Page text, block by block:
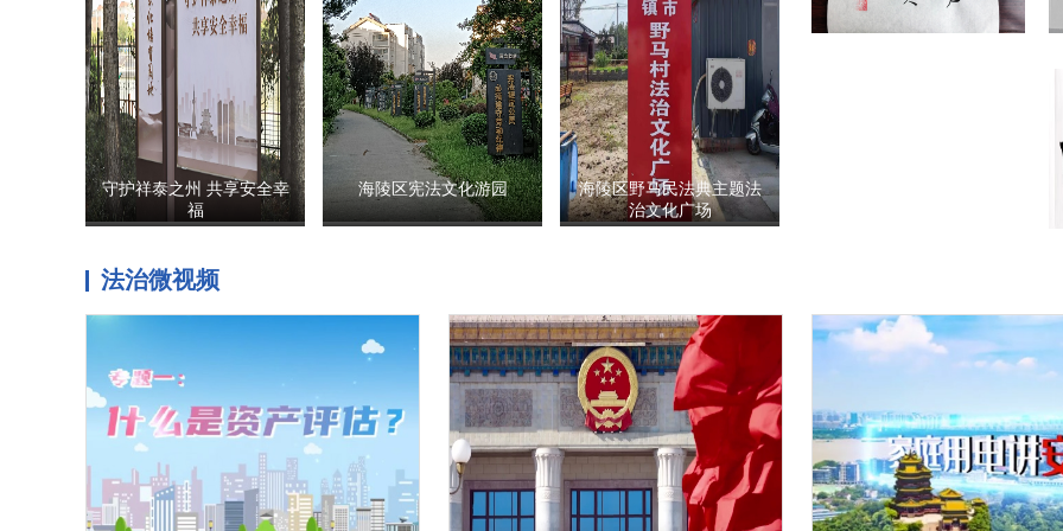
守护祥泰之州 共享安全幸
福
海陵区宪法文化游园
海陵区野马民法典主题法
治文化广场
法治微视频